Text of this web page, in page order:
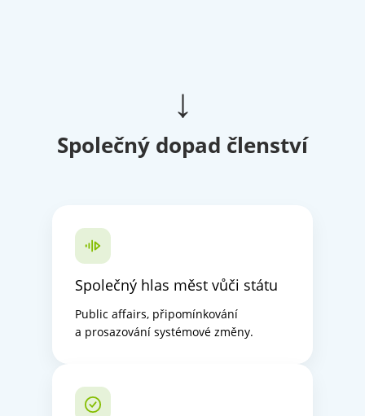
↓
Společný dopad členství
Společný hlas měst vůči státu
Public affairs, připomínkování
a prosazování systémové změny.